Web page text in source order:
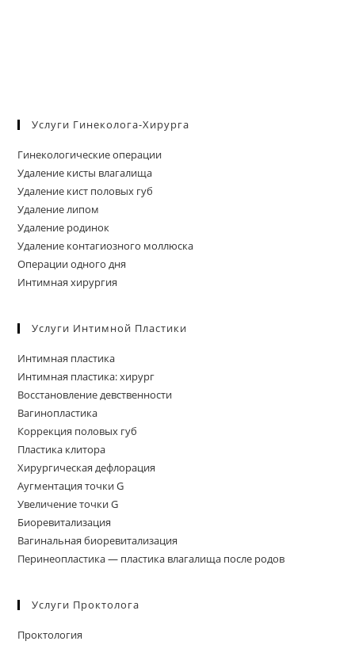
Услуги Гинеколога-Хирурга
Гинекологические операции
Удаление кисты влагалища
Удаление кист половых губ
Удаление липом
Удаление родинок
Удаление контагиозного моллюска
Операции одного дня
Интимная хирургия
Услуги Интимной Пластики
Интимная пластика
Интимная пластика: хирург
Восстановление девственности
Вагинопластика
Коррекция половых губ
Пластика клитора
Хирургическая дефлорация
Аугментация точки G
Увеличение точки G
Биоревитализация
Вагинальная биоревитализация
Перинеопластика — пластика влагалища после родов
Услуги Проктолога
Проктология